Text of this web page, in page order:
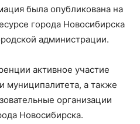
была опубликована на
города Новосибирска
администрации.
активное участие
муниципалитета, а также
организации
Новосибирска.